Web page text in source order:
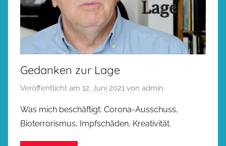
Gedanken zur Lage
Veröffentlicht am 12. Juni 2021 von admin
Was mich beschäftigt: Corona-Ausschuss,
Bioterrorismus, Impfschäden, Kreativität.